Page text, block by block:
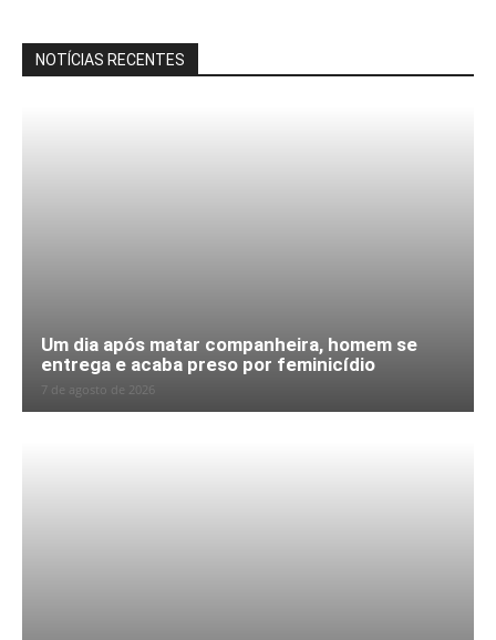
NOTÍCIAS RECENTES
Um dia após matar companheira, homem se
entrega e acaba preso por feminicídio
7 de agosto de 2026